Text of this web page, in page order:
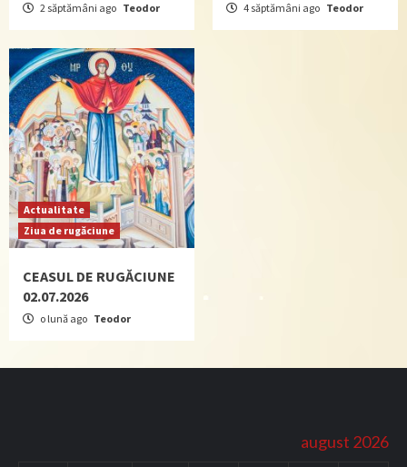
2 săptămâni ago Teodor 4 săptămâni ago Teodor
Actualitate
Ziua de rugăciune
CEASUL DE RUGĂCIUNE
02.07.2026
o lună ago Teodor
august 2026